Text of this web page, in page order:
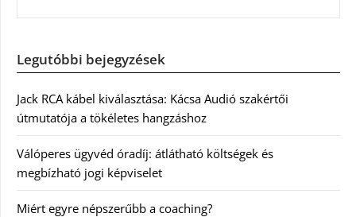
Legutóbbi bejegyzések
Jack RCA kábel kiválasztása: Kácsa Audió szakértői
útmutatója a tökéletes hangzáshoz
Válóperes ügyvéd óradíj: átlátható költségek és
megbízható jogi képviselet
Miért egyre népszerűbb a coaching?